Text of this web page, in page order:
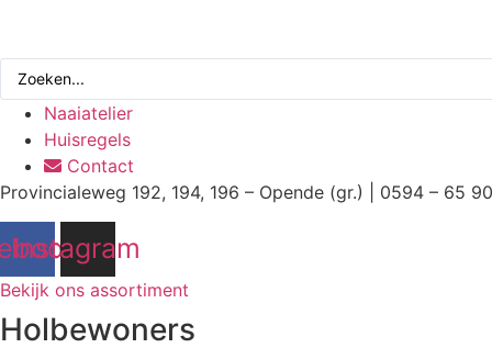
Search
Naaiatelier
Huisregels
Contact
Provincialeweg 192, 194, 196 – Opende (gr.) | 0594 – 65
Instagram
Bekijk ons assortiment
Holbewoners